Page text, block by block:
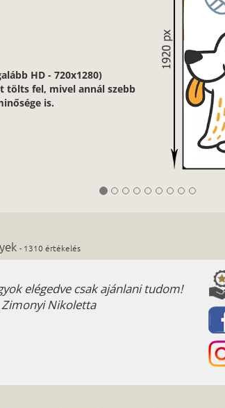
HD - 720x1280)
tölts fel, mivel annál szebb
is.
- 1310 értékelés
elégedve csak ajánlani tudom!
Zimonyi Nikoletta